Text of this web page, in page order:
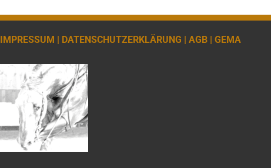
IMPRESSUM | DATENSCHUTZERKLÄRUNG | AGB | GEMA